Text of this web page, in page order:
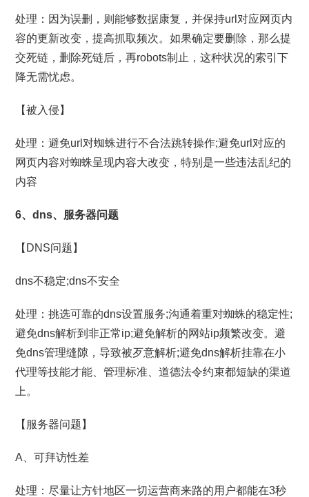
处理：因为误删，则能够数据康复，并保持url对应网页内
容的更新改变，提高抓取频次。如果确定要删除，那么提
交死链，删除死链后，再robots制止，这种状况的索引下
降无需忧虑。
【被入侵】
处理：避免url对蜘蛛进行不合法跳转操作;避免url对应的
网页内容对蜘蛛呈现内容大改变，特别是一些违法乱纪的
内容
6、dns、服务器问题
【DNS问题】
dns不稳定;dns不安全
处理：挑选可靠的dns设置服务;沟通着重对蜘蛛的稳定性;
避免dns解析到非正常ip;避免解析的网站ip频繁改变。避
免dns管理缝隙，导致被歹意解析;避免dns解析挂靠在小
代理等技能才能、管理标准、道德法令约束都短缺的渠道
上。
【服务器问题】
A、可拜访性差
处理：尽量让方针地区一切运营商来路的用户都能在3秒